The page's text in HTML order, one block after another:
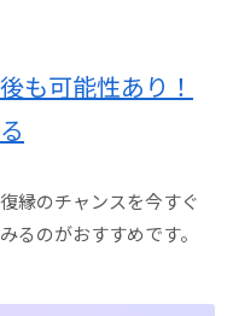
も可能性あり！
縁のチャンスを今すぐ
るのがおすすめです。